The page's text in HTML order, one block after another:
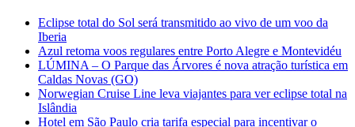
Eclipse total do Sol será transmitido ao vivo de um voo da
Iberia
Azul retoma voos regulares entre Porto Alegre e Montevidéu
LÚMINA – O Parque das Árvores é nova atração turística em
Caldas Novas (GO)
Norwegian Cruise Line leva viajantes para ver eclipse total na
Islândia
Hotel em São Paulo cria tarifa especial para incentivar o